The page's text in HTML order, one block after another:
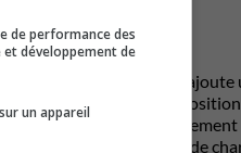
personnalisable
se rapprocher d’un
coupé, le
croire. Le volume de
de performance des
et développement de
un appareil